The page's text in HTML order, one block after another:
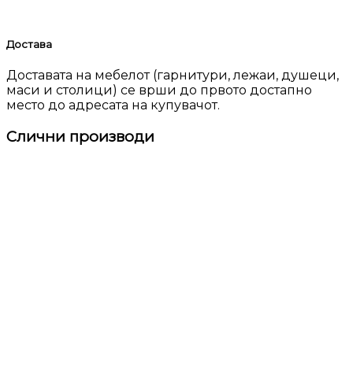
Достава
Доставата на мебелот (гарнитури, лежаи, душеци,
маси и столици) се врши до првото достапно
место до адресата на купувачот.
Слични производи